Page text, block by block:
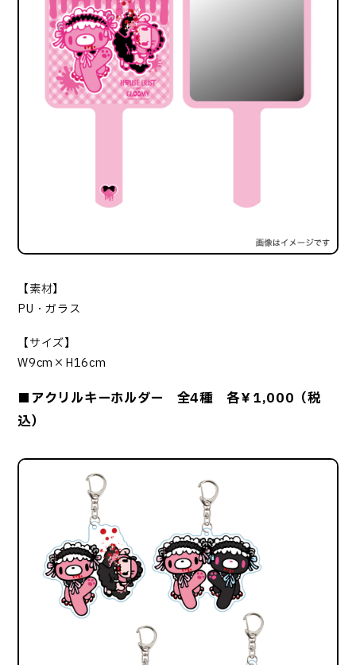
【素材】
PU・ガラス
【サイズ】
W9cm×H16cm
■アクリルキーホルダー 全4種 各￥1,000（税
込）